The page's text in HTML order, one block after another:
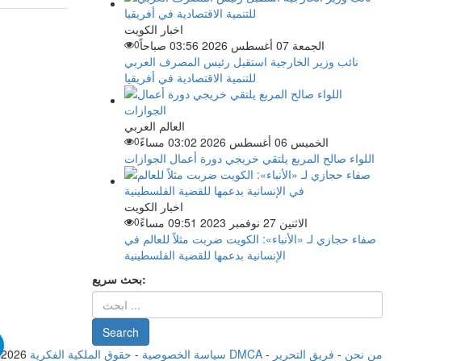
اخبار الكويت
الجمعة 07 أغسطس 2026 03:56 صباحاً
0
نائب وزير الخارجية استقبل رئيس المصرف العربي
للتنمية الاقتصادية في أفريقيا
العالم العربي
الخميس 06 أغسطس 2026 03:02 مساءً
0
اللواء صالح المربع يلتقي خريجي دورة أعمال الجوازات
اخبار الكويت
الاثنين 27 نوفمبر 2023 09:51 مساءً
0
صفاء حجازي لـ «الأنباء»: الكويت ضربت مثلاً للعالم في
الإنسانية بدعمها للقضية الفلسطينية
بحث سريع:
2026 سياسة الخصوصية - حقوق الملكية الفكرية DMCA - من نحن - فريق التحرير